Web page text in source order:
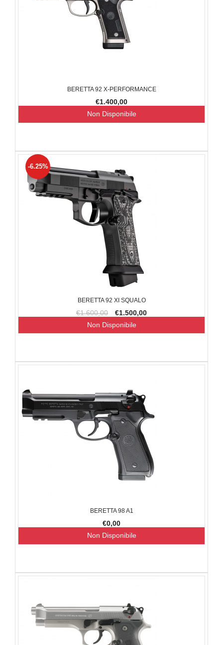
BERETTA 92 X-PERFORMANCE
€1.400,00
Non Disponibile
BERETTA 92 XI SQUALO
€1.600,00 €1.500,00
-6.25%
Non Disponibile
BERETTA 98 A1
€0,00
Non Disponibile